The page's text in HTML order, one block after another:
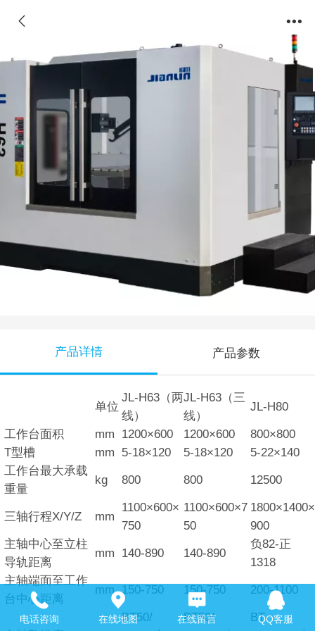
卧式加工中心系列
产品详情 产品参数
单位
JL-H63（两
线）
JL-H63（三
线）
JL-H80
工作台面积 mm 1200×600 1200×600
800×800
T型槽
mm 5-18×120 5-18×120
5-22×140
工作台最大承载
重量
kg 800 800 12500
三轴行程X/Y/Z mm
1100×600×
750
1100×600×7
50
1800×1400×
900
主轴中心至立柱
导轨距离
mm 140-890 140-890
负82-正
1318
主轴端面至工作
台中心距离
mm 150-750 150-750 200-1100
BT50/
BT50/
BT-
电话咨询 在线地图 在线留言 QQ客服